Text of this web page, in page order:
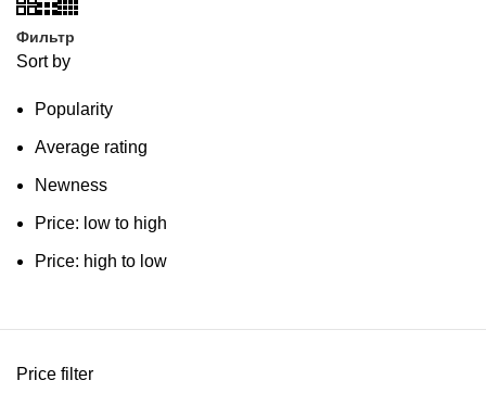
Фильтр
Sort by
Popularity
Average rating
Newness
Price: low to high
Price: high to low
Price filter